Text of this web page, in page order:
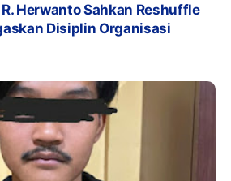
R. Herwanto Sahkan Reshuffle
Disiplin Organisasi